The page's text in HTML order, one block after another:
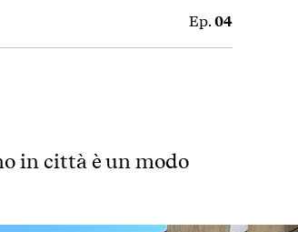
Ep. 04
in città è un modo